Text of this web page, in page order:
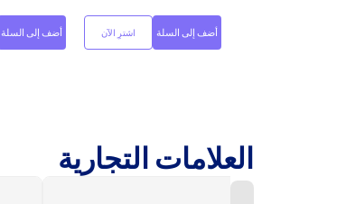
أضف إلى السلة اشترِ الآن أضف إلى السلة
العلامات التجارية